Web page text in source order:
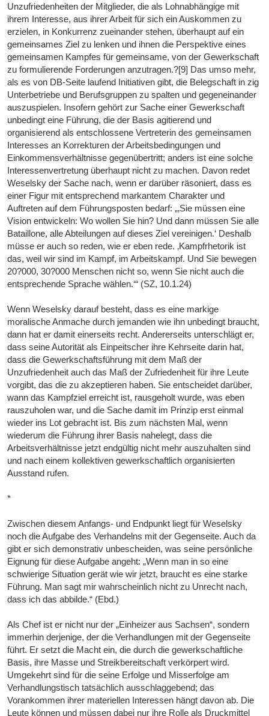
Unzufriedenheiten der Mitglieder, die als Lohnabhängige mit
ihrem Interesse, aus ihrer Arbeit für sich ein Auskommen zu
erzielen, in Konkurrenz zueinander stehen, überhaupt auf ein
gemeinsames Ziel zu lenken und ihnen die Perspektive eines
gemeinsamen Kampfes für gemeinsame, von der Gewerkschaft
zu formulierende Forderungen anzutragen.?[9] Das umso mehr,
als es von DB-Seite laufend Initiativen gibt, die Belegschaft in zig
Unterbetriebe und Berufsgruppen zu spalten und gegeneinander
auszuspielen. Insofern gehört zur Sache einer Gewerkschaft
unbedingt eine Führung, die der Basis agitierend und
organisierend als entschlossene Vertreterin des gemeinsamen
Interesses an Korrekturen der Arbeitsbedingungen und
Einkommensverhältnisse gegenübertritt; anders ist eine solche
Interessenvertretung überhaupt nicht zu machen. Davon redet
Weselsky der Sache nach, wenn er darüber räsoniert, dass es
einer Figur mit entsprechend markantem Charakter und
Auftreten auf dem Führungsposten bedarf: „‚Sie müssen eine
Vision entwickeln: Wo wollen Sie hin? Und dann müssen Sie alle
Bataillone, alle Abteilungen auf dieses Ziel vereinigen.‘ Deshalb
müsse er auch so reden, wie er eben rede. ‚Kampfrhetorik ist
das, weil wir sind im Kampf, im Arbeitskampf. Und Sie bewegen
20?000, 30?000 Menschen nicht so, wenn Sie nicht auch die
entsprechende Sprache wählen.‘“ (SZ, 10.1.24)
Wenn Weselsky darauf besteht, dass es eine markige
moralische Anmache durch jemanden wie ihn unbedingt braucht,
dann hat er damit einerseits recht. Andererseits unterschlägt er,
dass seine Autorität als Einpeitscher ihre Kehrseite darin hat,
dass die Gewerkschaftsführung mit dem Maß der
Unzufriedenheit auch das Maß der Zufriedenheit für ihre Leute
vorgibt, das die zu akzeptieren haben. Sie entscheidet darüber,
wann das Kampfziel erreicht ist, rausgeholt wurde, was eben
rauszuholen war, und die Sache damit im Prinzip erst einmal
wieder ins Lot gebracht ist. Bis zum nächsten Mal, wenn
wiederum die Führung ihrer Basis nahelegt, dass die
Arbeitsverhältnisse jetzt endgültig nicht mehr auszuhalten sind
und nach einem kollektiven gewerkschaftlich organisierten
Ausstand rufen.
*
Zwischen diesem Anfangs- und Endpunkt liegt für Weselsky
noch die Aufgabe des Verhandelns mit der Gegenseite. Auch da
gibt er sich demonstrativ unbescheiden, was seine persönliche
Eignung für diese Aufgabe angeht: „Wenn man in so eine
schwierige Situation gerät wie wir jetzt, braucht es eine starke
Führung. Man sagt mir wahrscheinlich nicht zu Unrecht nach,
dass ich das abbilde.“ (Ebd.)
Als Chef ist er nicht nur der „Einheizer aus Sachsen“, sondern
immerhin derjenige, der die Verhandlungen mit der Gegenseite
führt. Er setzt die Macht ein, die durch die gewerkschaftliche
Basis, ihre Masse und Streikbereitschaft verkörpert wird.
Umgekehrt sind für die seine Erfolge und Misserfolge am
Verhandlungstisch tatsächlich ausschlaggebend; das
Vorankommen ihrer materiellen Interessen hängt davon ab. Die
Leute können und müssen dabei nur ihre Rolle als Druckmittel